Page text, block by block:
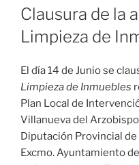
Clausura de la
Limpieza de
El día 14 de Junio se
Limpieza de Inmuebles
Plan Local de
Villanueva del Arzobispo
Diputación Provincial
Excmo. Ayuntamiento